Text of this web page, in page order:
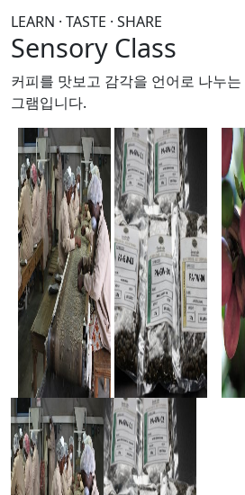
LEARN · TASTE · SHARE
Sensory Class
커피를 맛보고 감각을 언어로 나누는
그램입니다.